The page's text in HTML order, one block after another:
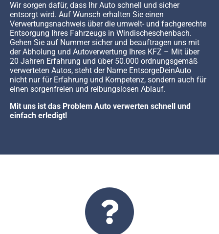
Wir sorgen dafür, dass Ihr Auto schnell und sicher
entsorgt wird. Auf Wunsch erhalten Sie einen
Verwertungsnachweis über die umwelt- und fachgerechte
Entsorgung Ihres Fahrzeugs in Windischeschenbach.
Gehen Sie auf Nummer sicher und beauftragen uns mit
der Abholung und Autoverwertung Ihres KFZ – Mit über
20 Jahren Erfahrung und über 50.000 ordnungsgemäß
verwerteten Autos, steht der Name EntsorgeDeinAuto
nicht nur für Erfahrung und Kompetenz, sondern auch für
einen sorgenfreien und reibungslosen Ablauf.
Mit uns ist das Problem Auto verwerten schnell und
einfach erledigt!